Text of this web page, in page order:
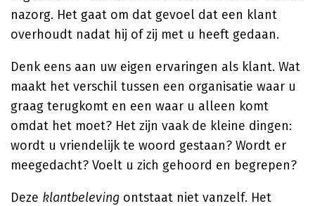
nazorg. Het gaat om dat gevoel dat een klant
overhoudt nadat hij of zij met u heeft gedaan.
Denk eens aan uw eigen ervaringen als klant. Wat
maakt het verschil tussen een organisatie waar u
graag terugkomt en een waar u alleen komt
omdat het moet? Het zijn vaak de kleine dingen:
wordt u vriendelijk te woord gestaan? Wordt er
meegedacht? Voelt u zich gehoord en begrepen?
Deze klantbeleving ontstaat niet vanzelf. Het